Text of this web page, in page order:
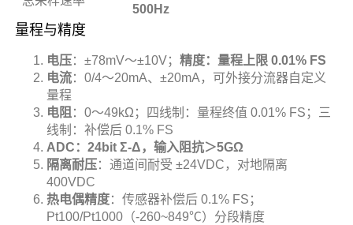
500Hz
量程与精度
电压 ：±78mV～±10V；精度：量程上限 0.01% FS
电流：0/4～20mA、±20mA，可外接分流器自定义
量程
电阻 ：0～49kΩ；四线制：量程终值 0.01% FS；三
线制：补偿后 0.1% FS
ADC：24bit Σ-Δ，输入阻抗＞5GΩ
隔离耐压 ：通道间耐受 ±24VDC，对地隔离
400VDC
热电偶精度：传感器补偿后 0.1% FS；
Pt100/Pt1000（-260~849℃）分段精度